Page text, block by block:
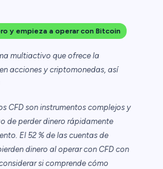
y empieza a operar con Bitcoin
multiactivo que ofrece la
acciones y criptomonedas, así
CFD son instrumentos complejos y
de perder dinero rápidamente
El 52 % de las cuentas de
dinero al operar con CFD con
si comprende cómo